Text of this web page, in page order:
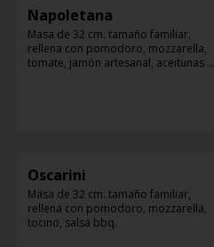
Napoletana
Masa de 32 cm. tamaño familiar,
rellena con pomodoro, mozzarella,
tomate, jamón artesanal, aceitunas
Oscarini
Masa de 32 cm. tamaño familiar,
rellena con pomodoro, mozzarella,
tocino, salsa bbq.